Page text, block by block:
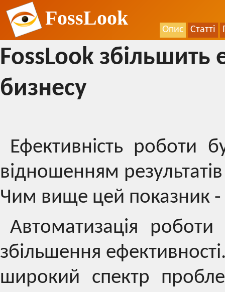
FossLook
Опис Статті
FossLook збільшить
бизнесу
Ефективність роботи
відношенням
Чим вище цей показник
Автоматизація
збільшення
широкий спектр